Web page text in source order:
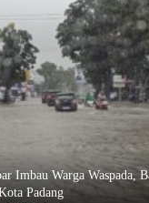
Imbau Warga Waspada,
Padang